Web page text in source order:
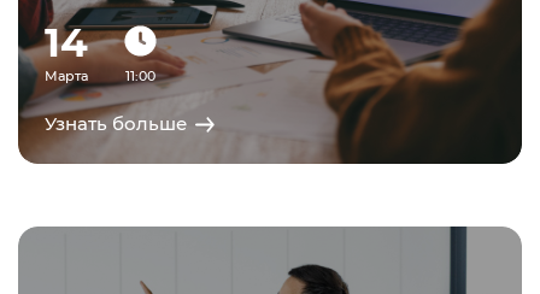
14
Марта 11:00
Узнать больше